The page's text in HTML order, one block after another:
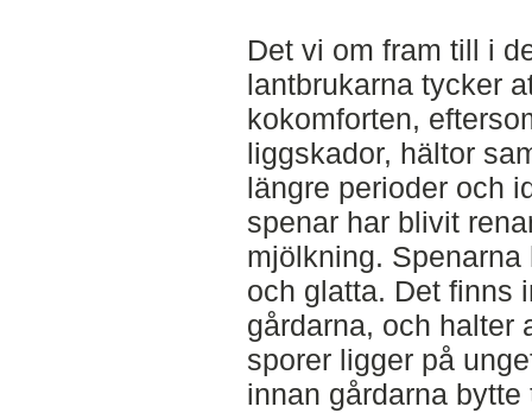
Det vi om fram till i
lantbrukarna tycker
kokomforten,
liggskador, hältor
längre perioder och
spenar har blivit
mjölkning.
och glatta. Det finns
gårdarna, och halter
sporer ligger på
innan gårdarna